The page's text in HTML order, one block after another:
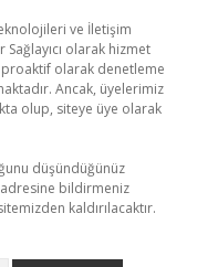
ve İletişim
Sağlayıcı olarak hizmet
olarak denetleme
Ancak, üyelerimiz
olup, siteye üye olarak
düşündüğünüz
adresine bildirmeniz
kaldırılacaktır.